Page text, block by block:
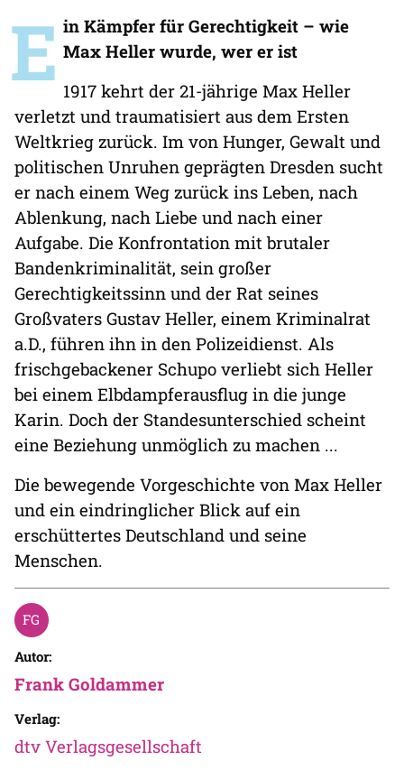
E in Kämpfer für Gerechtigkeit – wie
Max Heller wurde, wer er ist
1917 kehrt der 21-jährige Max Heller
verletzt und traumatisiert aus dem Ersten
Weltkrieg zurück. Im von Hunger, Gewalt und
politischen Unruhen geprägten Dresden sucht
er nach einem Weg zurück ins Leben, nach
Ablenkung, nach Liebe und nach einer
Aufgabe. Die Konfrontation mit brutaler
Bandenkriminalität, sein großer
Gerechtigkeitssinn und der Rat seines
Großvaters Gustav Heller, einem Kriminalrat
a.D., führen ihn in den Polizeidienst. Als
frischgebackener Schupo verliebt sich Heller
bei einem Elbdampferausflug in die junge
Karin. Doch der Standesunterschied scheint
eine Beziehung unmöglich zu machen ...
Die bewegende Vorgeschichte von Max Heller
und ein eindringlicher Blick auf ein
erschüttertes Deutschland und seine
Menschen.
Autor:
Frank Goldammer
Verlag:
dtv Verlagsgesellschaft